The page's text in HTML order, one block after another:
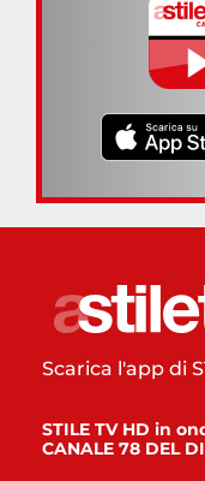
Scarica l'app di
STILE TV HD in
CANALE 78 DEL